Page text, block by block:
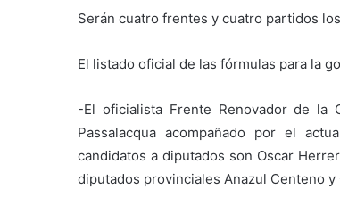
Serán cuatro frentes y cuatro partidos
El listado oficial de las fórmulas para la
-El oficialista Frente Renovador de la
Passalacqua acompañado por el
candidatos a diputados son Oscar
diputados provinciales Anazul Centeno y